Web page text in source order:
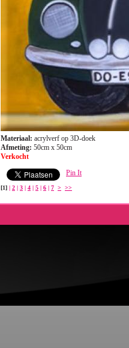
Materiaal: acrylverf op 3D-doek
Afmeting: 50cm x 50cm
Verkocht
Pin It
[1] | 2 | 3 | 4 | 5 | 6 | 7 > >>